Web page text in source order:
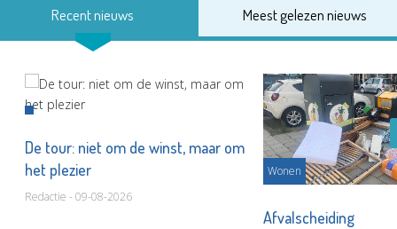
Recent nieuws Meest gelezen nieuws
De tour: niet om de winst, maar om
het plezier
Redactie - 09-08-2026
Wonen
Afvalscheiding